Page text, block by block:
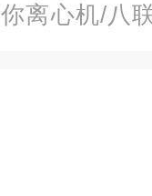
离心机/八